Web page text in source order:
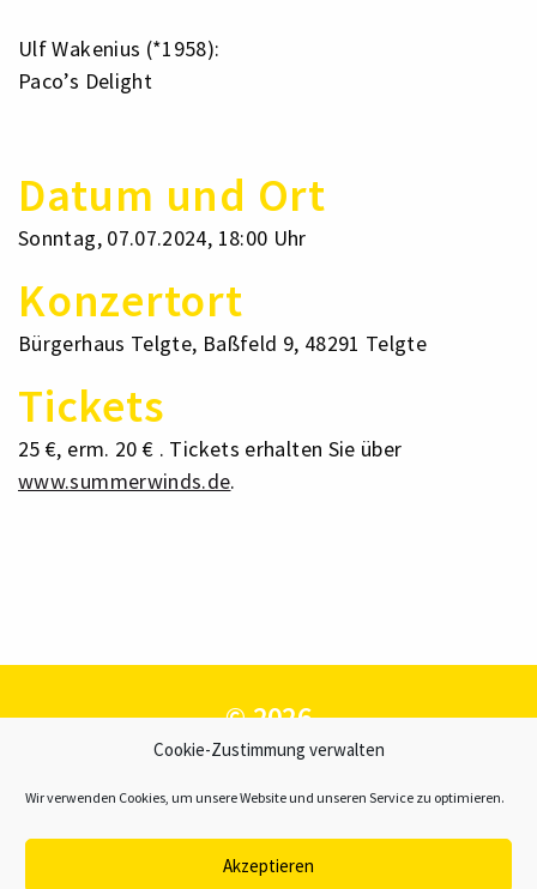
Cookie-Zustimmung verwalten
Wir verwenden Cookies, um unsere Website und unseren Service zu optimieren.
Akzeptieren
Ulf Wakenius (*1958):
Paco’s Delight
Datum und Ort
Sonntag, 07.07.2024, 18:00 Uhr
Konzertort
Bürgerhaus Telgte, Baßfeld 9, 48291 Telgte
Tickets
25 €, erm. 20 € . Tickets erhalten Sie über
www.summerwinds.de.
© 2026
GWK – Gesellschaft zur Förderung
der Westfälischen Kulturarbeit e.V.
Kontakt